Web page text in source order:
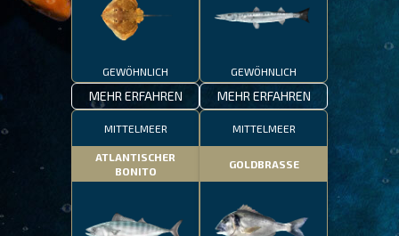
GEWÖHNLICH
MEHR ERFAHREN
GEWÖHNLICH
MEHR ERFAHREN
MITTELMEER
ATLANTISCHER
BONITO
MITTELMEER
GOLDBRASSE